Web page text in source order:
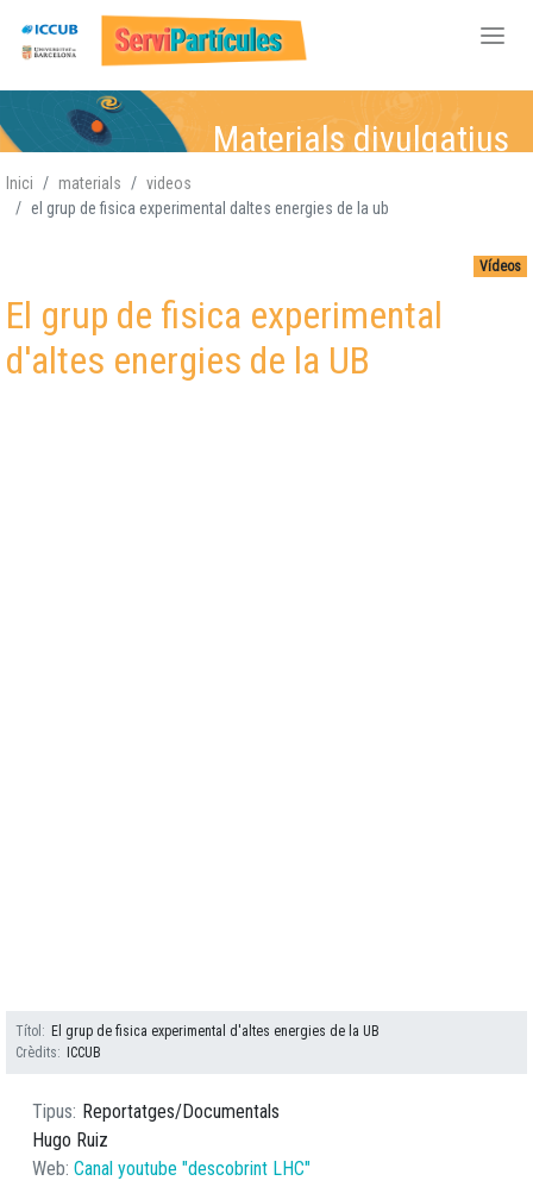
al
Física de Partícules
Gravitació, Cosmologia
Física de Partícules,
Gravitació, Cosmologia
Física de Partícules,
Nuclear,
Gravitació
Cosmologia
Física de Partícules,
Gravitació,
Cosmologia
Materials divulgatius
Inici materials
videos
el grup de fisica experimental daltes energies de la ub
Vídeos
El grup de fisica experimental
d'altes energies de la UB
Títol
El grup de fisica experimental d'altes energies de la UB
Crèdits
ICCUB
Tipus Reportatges/Documentals
Hugo Ruiz
Web Canal youtube "descobrint LHC"